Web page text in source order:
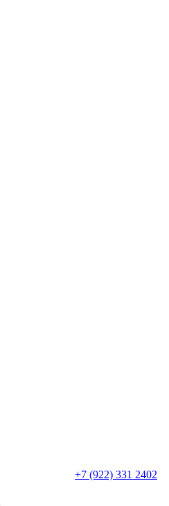
+7 (922) 331 2402